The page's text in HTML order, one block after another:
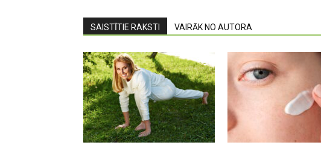
SAISTĪTIE RAKSTI VAIRĀK NO AUTORA